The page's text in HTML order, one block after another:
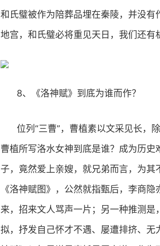
和氏璧被作为陪葬品埋在秦陵，并没
地宫，和氏璧必将重见天日，我们还有
8、《洛神赋》到底为谁而作？
位列“三曹”，曹植素以文采见长，
曹植所写洛水女神到底是谁？成为历
子，竟然爱上亲嫂，就兄弟而言，为
《洛神赋图》，公然就指甄后，李商
来，招来文人骂声一片；另一种推测
拟，抒发自己怀才不遇、屡遭排挤、